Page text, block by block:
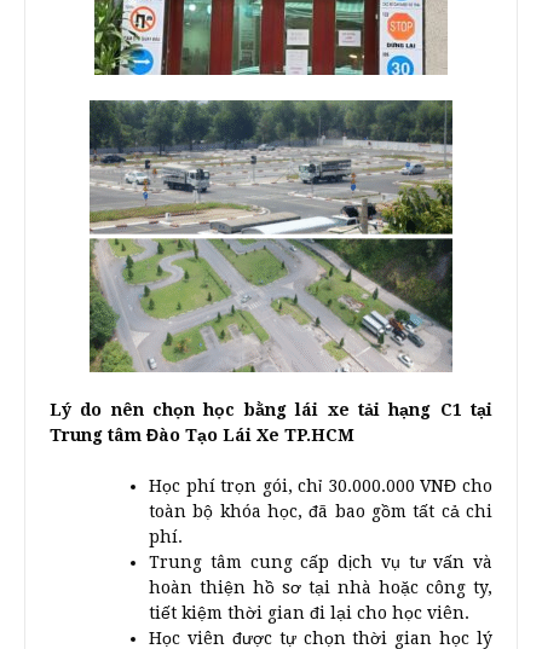
Lý do nên chọn học bằng lái xe tải hạng C1 tại
Trung tâm Đào Tạo Lái Xe TP.HCM
Học phí trọn gói, chỉ 30.000.000 VNĐ cho
toàn bộ khóa học, đã bao gồm tất cả chi
phí.
Trung tâm cung cấp dịch vụ tư vấn và
hoàn thiện hồ sơ tại nhà hoặc công ty,
tiết kiệm thời gian đi lại cho học viên.
Học viên được tự chọn thời gian học lý